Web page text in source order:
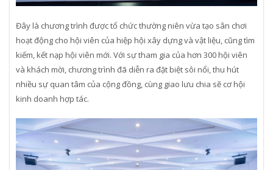
Đây là chương trình được tổ chức thường niên vừa tạo sân chơi
hoạt động cho hội viên của hiệp hội xây dựng và vật liệu, cũng tìm
kiếm, kết nạp hội viên mới. Với sự tham gia của hơn 300 hội viên
và khách mời, chương trình đã diễn ra đặt biệt sôi nổi, thu hút
nhiều sự quan tâm của cộng đồng, cùng giao lưu chia sẽ cơ hội
kinh doanh hợp tác.